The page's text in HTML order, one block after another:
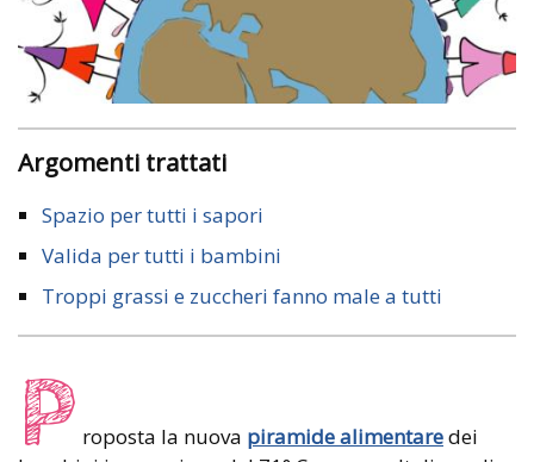
Argomenti trattati
Spazio per tutti i sapori
Valida per tutti i bambini
Troppi grassi e zuccheri fanno male a tutti
P roposta la nuova piramide alimentaredei